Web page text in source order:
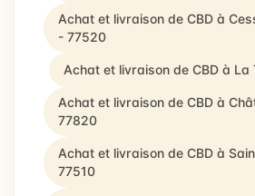
Achat et livraison de CBD à
- 77520
Achat et livraison de CBD à La
Achat et livraison de CBD à
77820
Achat et livraison de CBD à
77510